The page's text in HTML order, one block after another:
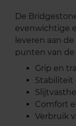
De
evenwichtige
leveren aan
punten van de
Grip en
Stabiliteit
Comfort
Verbruik